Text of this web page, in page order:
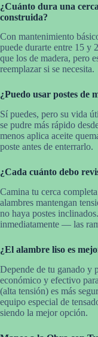
¿Cuánto dura una
construida?
Con mantenimiento
puede durarte entre 15 y
que los de madera, pero
reemplazar si se necesita.
¿Puedo usar postes de
Sí puedes, pero su vida
se pudre más rápido
menos aplica aceite
poste antes de enterrarlo.
¿Cada cuánto debo
Camina tu cerca
alambres mantengan
no haya postes
inmediatamente — las
¿El alambre liso es
Depende de tu ganado y
económico y efectivo
(alta tensión) es más
equipo especial de
siendo la mejor opción.